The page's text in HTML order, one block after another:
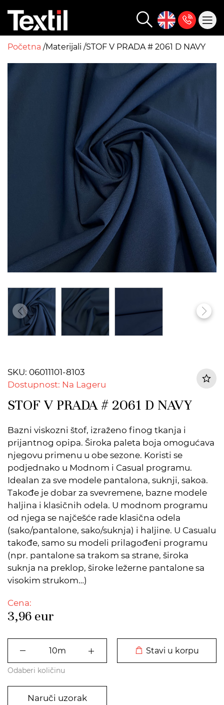
Početna Materijali STOF V PRADA # 2061 D NAVY
SKU: 06011101-8103
Dostupnost: Na Lageru
STOF V PRADA # 2061 D NAVY
Bazni viskozni štof, izraženo finog tkanja i
prijantnog opipa. Široka paleta boja omogućava
njegovu primenu u obe sezone. Koristi se
podjednako u Modnom i Casual programu.
Idealan za sve modele pantalona, suknji, sakoa.
Takođe je dobar za svevremene, bazne modele
haljina i klasičnih odela. U modnom programu
od njega se najčešće rade klasična odela
(sako/pantalone, sako/suknja) i haljine. U Casualu
takođe, samo su modeli prilagođeni programu
(npr. pantalone sa trakom sa strane, široka
suknja na preklop, široke ležerne pantalone sa
visokim strukom…)
Cena:
3,96 eur
Stavi u korpu
Odaberi količinu
Naruči uzorak